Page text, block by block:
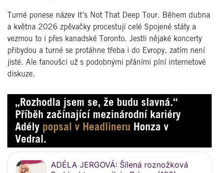
Turné ponese název It’s Not That Deep Tour. Během dubna
a května 2026 zpěvačky procestují celé Spojené státy a
vezmou to i přes kanadské Toronto. Jestli nějaké koncerty
přibydou a turné se protáhne třeba i do Evropy, zatím není
jisté. Ale fanoušci už s podobnými přáními plní internetové
diskuze.
„Rozhodla jsem se, že budu slavná.“
Příběh začínající mezinárodní kariéry
Adély popsal v Headlineru Honza v
Vedral.